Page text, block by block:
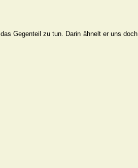
Gegenteil zu tun. Darin ähnelt er uns doch